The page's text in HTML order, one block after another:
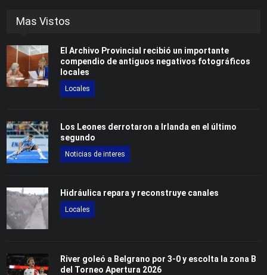
Mas Vistos
El Archivo Provincial recibió un importante
compendio de antiguos negativos fotográficos
locales
Locales
Los Leones derrotaron a Irlanda en el último
segundo
Noticias de interes
Hidráulica repara y reconstruye canales
Locales
River goleó a Belgrano por 3-0 y escolta la zona B
del Torneo Apertura 2026